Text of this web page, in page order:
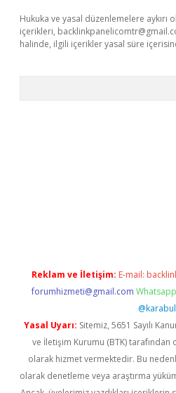
Hukuka ve yasal düzenlemelere aykırı
içerikleri,
halinde, ilgili içerikler yasal süre
Reklam ve İletişim: E-mail:
forumhizmeti@gmail.com
@karabul
Yasal Uyarı: Sitemiz, 5651 Sayılı
ve İletişim Kurumu (BTK) tarafından
olarak hizmet vermektedir. Bu
olarak denetleme veya araştırma